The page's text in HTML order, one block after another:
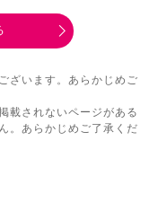
ざいます。あらかじめご
載されないページがある
。あらかじめご了承くだ